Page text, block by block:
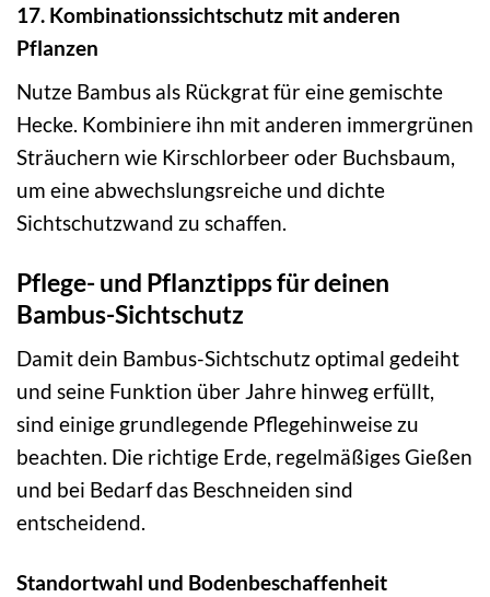
17. Kombinationssichtschutz mit anderen
Pflanzen
Nutze Bambus als Rückgrat für eine gemischte
Hecke. Kombiniere ihn mit anderen immergrünen
Sträuchern wie Kirschlorbeer oder Buchsbaum,
um eine abwechslungsreiche und dichte
Sichtschutzwand zu schaffen.
Pflege- und Pflanztipps für deinen
Bambus-Sichtschutz
Damit dein Bambus-Sichtschutz optimal gedeiht
und seine Funktion über Jahre hinweg erfüllt,
sind einige grundlegende Pflegehinweise zu
beachten. Die richtige Erde, regelmäßiges Gießen
und bei Bedarf das Beschneiden sind
entscheidend.
Standortwahl und Bodenbeschaffenheit